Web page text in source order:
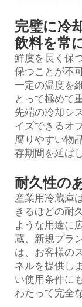
完璧に冷
飲料を常
鮮度を長く保
保つことが不
一定の温度を
とって極めて
先端の冷却シ
イズできるオ
腐りやすい物
存期間を延ば
耐久性の
産業用冷蔵庫
きるほどの耐
ような用途に
蔵、新規プラ
は、お客様の
ネルを提供し
い使用条件に
わたって完全